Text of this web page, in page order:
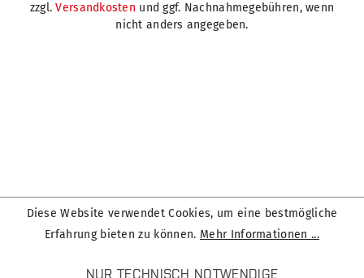
zzgl.Versandkosten und ggf. Nachnahmegebühren, wenn
nicht anders angegeben.
Diese Website verwendet Cookies, um eine bestmögliche
Erfahrung bieten zu können. Mehr Informationen ...
NUR TECHNISCH NOTWENDIGE